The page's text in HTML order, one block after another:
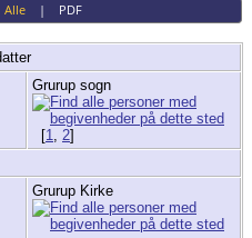
Alle| PDF
Grurup sogn
[1 2]
Grurup Kirke